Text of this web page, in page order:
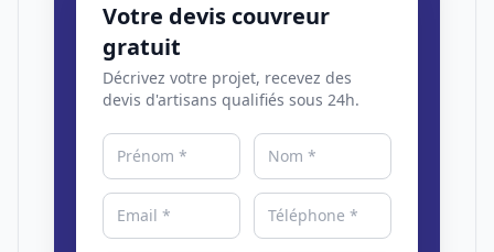
Votre devis couvreur
gratuit
Décrivez votre projet, recevez des
devis d'artisans qualifiés sous 24h.